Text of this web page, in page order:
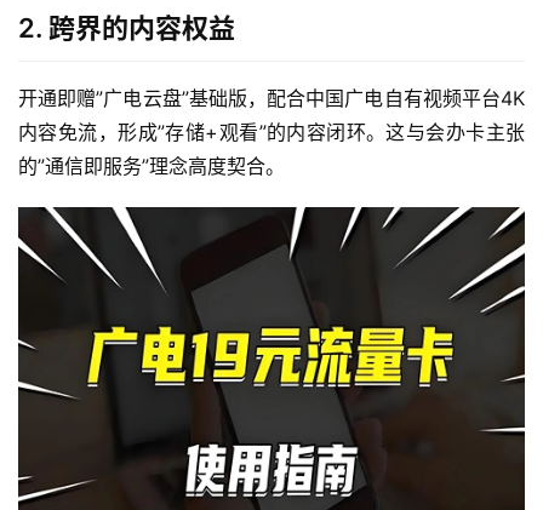
2. 跨界的内容权益
开通即赠”广电云盘”基础版，配合中国广电自有视频平台4K
内容免流，形成”存储+观看”的内容闭环。这与会办卡主张
的”通信即服务”理念高度契合。